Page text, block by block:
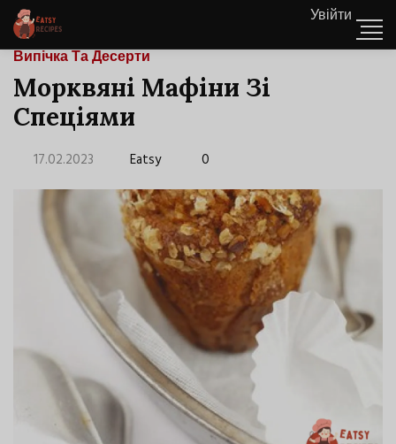
Увійти
Випічка Та Десерти
Морквяні Мафіни Зі
Спеціями
17.02.2023 Eatsy 0